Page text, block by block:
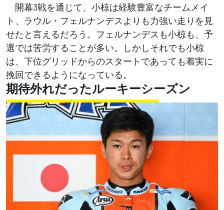
開幕3戦を通じて、小椋は経験豊富なチームメイ
ト、ラウル・フェルナンデスよりも力強い走りを見
せたと言えるだろう。フェルナンデスも小椋も、予
選では苦労することが多い。しかしそれでも小椋
は、下位グリッドからのスタートであっても着実に
挽回できるようになっている。
期待外れだったルーキーシーズン